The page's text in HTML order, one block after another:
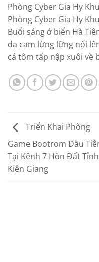
Phòng Cyber Gia Hy
Phòng Cyber Gia Hy
Buổi sáng ở biển Hà
da cam lừng lững nổi
cá tôm tấp nập xuôi về
Triển Khai Phòng
Game Bootrom Đầu
Tại Kênh 7 Hòn Đất Tỉnh
Kiên Giang